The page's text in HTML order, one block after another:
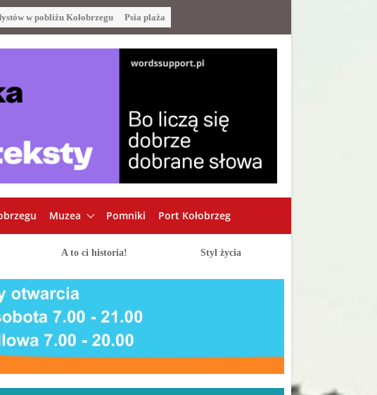
w pobliżu Kołobrzegu Psia plaża
Muzea Pomniki Port Kołobrzeg
A to ci historia! Styl życia